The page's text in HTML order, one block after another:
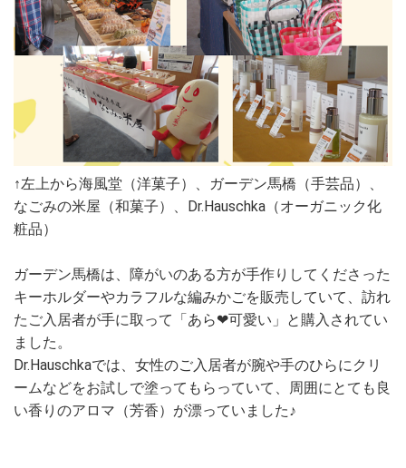
↑左上から海風堂（洋菓子）、ガーデン馬橋（手芸品）、
なごみの米屋（和菓子）、Dr.Hauschka（オーガニック化
粧品）
ガーデン馬橋は、障がいのある方が手作りしてくださった
キーホルダーやカラフルな編みかごを販売していて、訪れ
たご入居者が手に取って「あら❤可愛い」と購入されてい
ました。
Dr.Hauschkaでは、女性のご入居者が腕や手のひらにクリ
ームなどをお試しで塗ってもらっていて、周囲にとても良
い香りのアロマ（芳香）が漂っていました♪